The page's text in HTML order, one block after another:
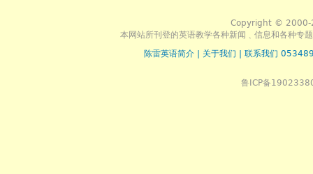
Copyright © 2000-
本网站所刊登的英语教学各种新闻﹑信息和各种专
陈雷英语简介
关于我们 联系我们
鲁ICP备